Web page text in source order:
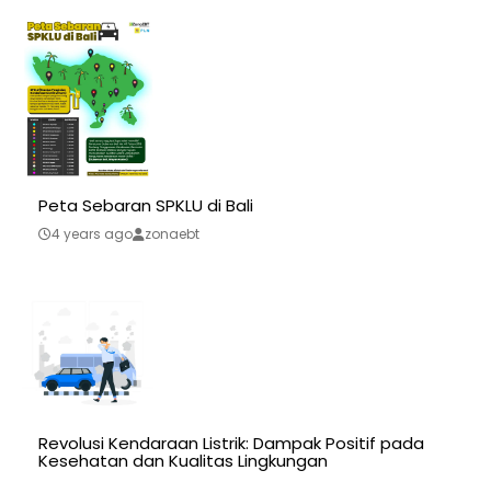
Peta Sebaran SPKLU di Bali
4 years ago zonaebt
Revolusi Kendaraan Listrik: Dampak Positif pada
Kesehatan dan Kualitas Lingkungan